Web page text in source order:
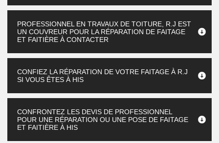
PROFESSIONNEL EN TRAVAUX DE TOITURE, R.J EST
UN COUVREUR POUR LA RÉPARATION DE FAITAGE
ET FAITIÈRE À CONTACTER
CONFIEZ LA RÉPARATION DE VOTRE FAITAGE À R.J
SI VOUS ÊTES À HIS
CONFRONTEZ LES DEVIS DE PROFESSIONNEL
POUR UNE RÉPARATION OU UNE POSE DE FAITAGE
ET FAITIÈRE À HIS